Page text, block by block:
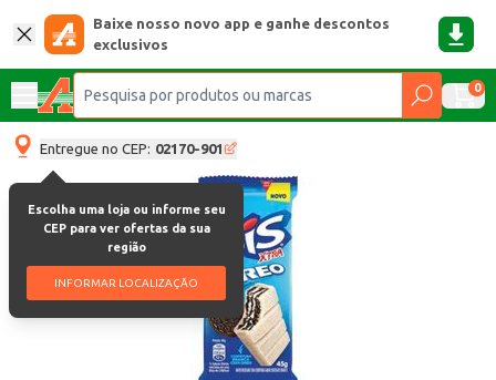
Baixe nosso novo app e ganhe descontos
exclusivos
0
Entregue no CEP: 02170-901
Escolha uma loja ou informe seu
CEP para ver ofertas da sua
região
INFORMAR LOCALIZAÇÃO